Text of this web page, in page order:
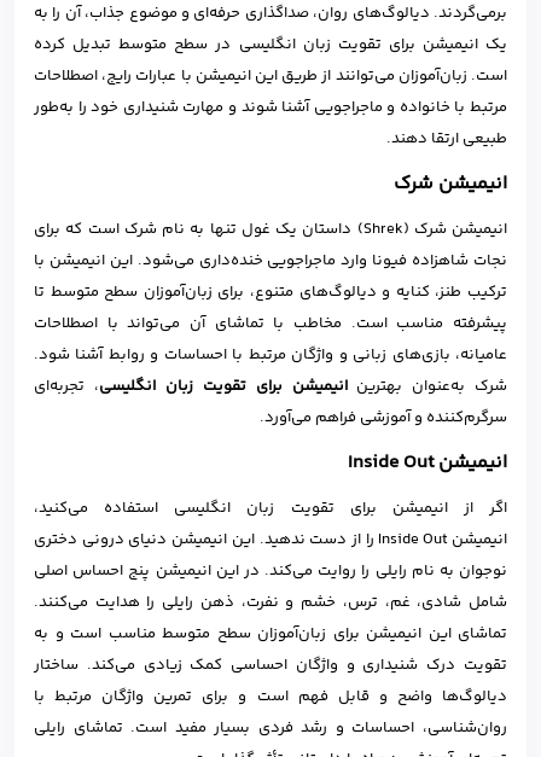
برمی‌گردند. دیالوگ‌های روان، صداگذاری حرفه‌ای و موضوع جذاب، آن را به
یک انیمیشن برای تقویت زبان انگلیسی در سطح متوسط تبدیل کرده
است. زبان‌آموزان می‌توانند از طریق این انیمیشن با عبارات رایج، اصطلاحات
مرتبط با خانواده و ماجراجویی آشنا شوند و مهارت شنیداری خود را به‌طور
طبیعی ارتقا دهند.
انیمیشن شرک
انیمیشن شرک (Shrek) داستان یک غول تنها به نام شرک است که برای
نجات شاهزاده فیونا وارد ماجراجویی خنده‌داری می‌شود. این انیمیشن با
ترکیب طنز، کنایه و دیالوگ‌های متنوع، برای زبان‌آموزان سطح متوسط تا
پیشرفته مناسب است. مخاطب با تماشای آن می‌تواند با اصطلاحات
عامیانه، بازی‌های زبانی و واژگان مرتبط با احساسات و روابط آشنا شود.
شرک به‌عنوان بهترین انیمیشن برای تقویت زبان انگلیسی، تجربه‌ای
سرگرم‌کننده و آموزشی فراهم می‌آورد.
انیمیشن Inside Out
اگر از انیمیشن برای تقویت زبان انگلیسی استفاده می‌کنید،
انیمیشن Inside Out را از دست ندهید. این انیمیشن دنیای درونی دختری
نوجوان به نام رایلی را روایت می‌کند. در این انیمیشن پنج احساس اصلی
شامل شادی، غم، ترس، خشم و نفرت، ذهن رایلی را هدایت می‌کنند.
تماشای این انیمیشن برای زبان‌آموزان سطح متوسط مناسب است و به
تقویت درک شنیداری و واژگان احساسی کمک زیادی می‌کند. ساختار
دیالوگ‌ها واضح و قابل فهم است و برای تمرین واژگان مرتبط با
روان‌شناسی، احساسات و رشد فردی بسیار مفید است. تماشای رایلی